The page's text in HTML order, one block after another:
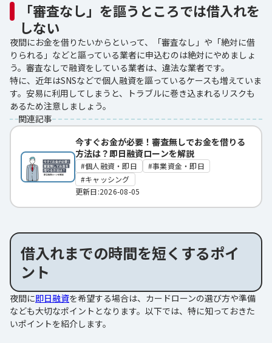
「審査なし」を謳うところでは借入れを
しない
夜間にお金を借りたいからといって、「審査なし」や「絶対に借
りられる」などと謳っている業者に申込むのは絶対にやめましょ
う。審査なしで融資をしている業者は、違法な業者です。
特に、近年はSNSなどで個人融資を謳っているケースも増えていま
す。安易に利用してしまうと、トラブルに巻き込まれるリスクも
あるため注意しましょう。
関連記事
今すぐお金が必要！審査無しでお金を借りる
方法は？即日融資ローンを解説
個人融資・即日
事業資金・即日
キャッシング
更新日:2026-08-05
借入れまでの時間を短くするポイ
ント
夜間に即日融資を希望する場合は、カードローンの選び方や準備
なども大切なポイントとなります。以下では、特に知っておきた
いポイントを紹介します。